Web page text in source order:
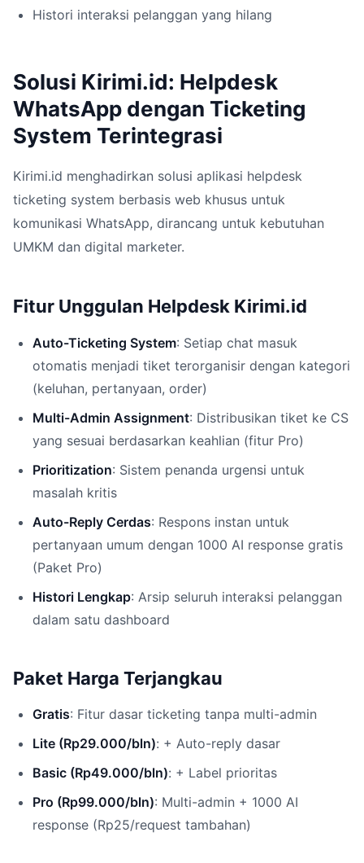
Histori interaksi pelanggan yang hilang
Solusi Kirimi.id: Helpdesk
WhatsApp dengan Ticketing
System Terintegrasi
Kirimi.id menghadirkan solusi aplikasi helpdesk
ticketing system berbasis web khusus untuk
komunikasi WhatsApp, dirancang untuk kebutuhan
UMKM dan digital marketer.
Fitur Unggulan Helpdesk Kirimi.id
Auto-Ticketing System: Setiap chat masuk
otomatis menjadi tiket terorganisir dengan kategori
(keluhan, pertanyaan, order)
Multi-Admin Assignment: Distribusikan tiket ke CS
yang sesuai berdasarkan keahlian (fitur Pro)
Prioritization: Sistem penanda urgensi untuk
masalah kritis
Auto-Reply Cerdas: Respons instan untuk
pertanyaan umum dengan 1000 AI response gratis
(Paket Pro)
Histori Lengkap: Arsip seluruh interaksi pelanggan
dalam satu dashboard
Paket Harga Terjangkau
Gratis: Fitur dasar ticketing tanpa multi-admin
Lite (Rp29.000/bln): + Auto-reply dasar
Basic (Rp49.000/bln): + Label prioritas
Pro (Rp99.000/bln): Multi-admin + 1000 AI
response (Rp25/request tambahan)